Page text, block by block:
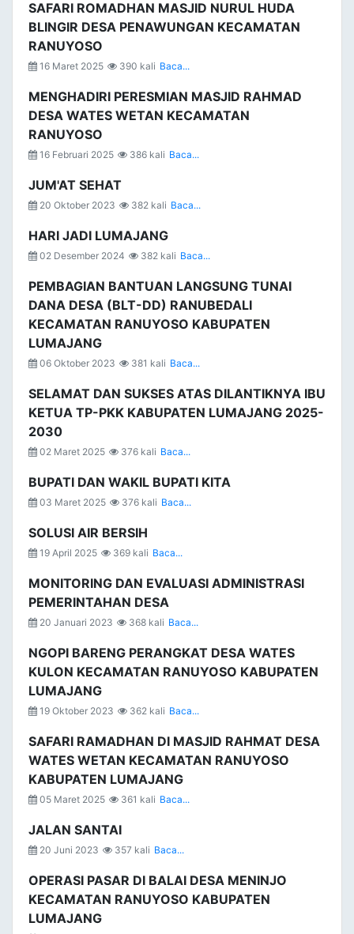
SAFARI ROMADHAN MASJID NURUL HUDA
BLINGIR DESA PENAWUNGAN KECAMATAN
RANUYOSO
16 Maret 2025 390 kali Baca...
MENGHADIRI PERESMIAN MASJID RAHMAD
DESA WATES WETAN KECAMATAN
RANUYOSO
16 Februari 2025 386 kali Baca...
JUM'AT SEHAT
20 Oktober 2023 382 kali Baca...
HARI JADI LUMAJANG
02 Desember 2024 382 kali Baca...
PEMBAGIAN BANTUAN LANGSUNG TUNAI
DANA DESA (BLT-DD) RANUBEDALI
KECAMATAN RANUYOSO KABUPATEN
LUMAJANG
06 Oktober 2023 381 kali Baca...
SELAMAT DAN SUKSES ATAS DILANTIKNYA IBU
KETUA TP-PKK KABUPATEN LUMAJANG 2025-
2030
02 Maret 2025 376 kali Baca...
BUPATI DAN WAKIL BUPATI KITA
03 Maret 2025 376 kali Baca...
SOLUSI AIR BERSIH
19 April 2025 369 kali Baca...
MONITORING DAN EVALUASI ADMINISTRASI
PEMERINTAHAN DESA
20 Januari 2023 368 kali Baca...
NGOPI BARENG PERANGKAT DESA WATES
KULON KECAMATAN RANUYOSO KABUPATEN
LUMAJANG
19 Oktober 2023 362 kali Baca...
SAFARI RAMADHAN DI MASJID RAHMAT DESA
WATES WETAN KECAMATAN RANUYOSO
KABUPATEN LUMAJANG
05 Maret 2025 361 kali Baca...
JALAN SANTAI
20 Juni 2023 357 kali Baca...
OPERASI PASAR DI BALAI DESA MENINJO
KECAMATAN RANUYOSO KABUPATEN
LUMAJANG